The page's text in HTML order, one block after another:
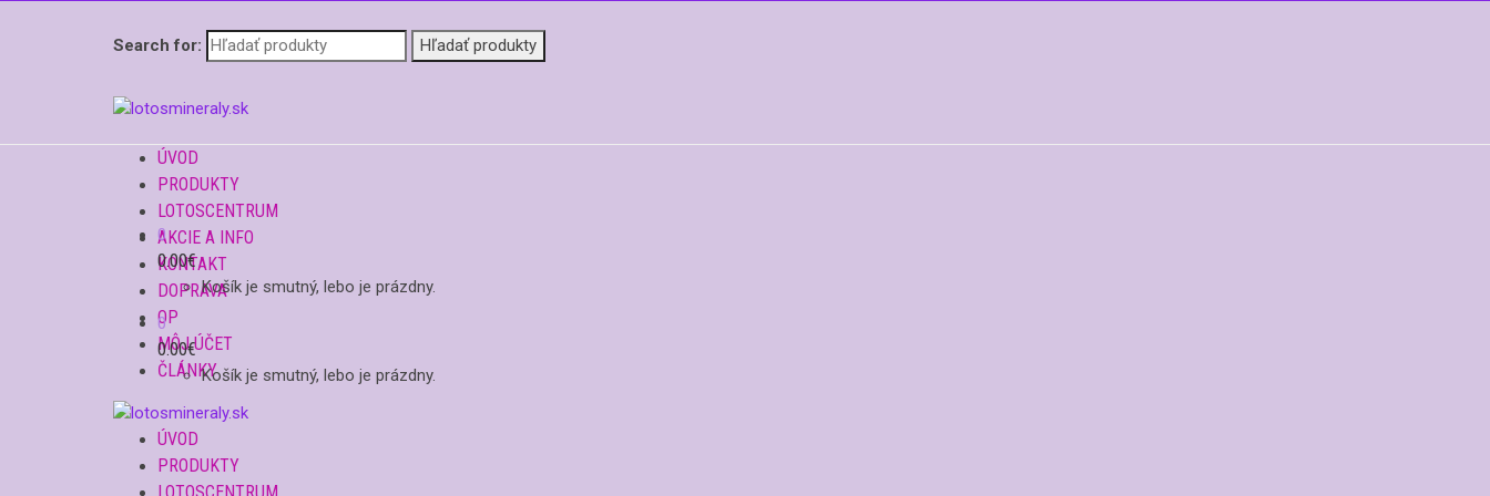
Search for:
ÚVOD
PRODUKTY
LOTOSCENTRUM
AKCIE A INFO
KONTAKT
DOPRAVA
OP
MÔJ ÚČET
ČLÁNKY
0
0.00€
Košík je smutný, lebo je prázdny.
0
0.00€
Košík je smutný, lebo je prázdny.
ÚVOD
PRODUKTY
LOTOSCENTRUM